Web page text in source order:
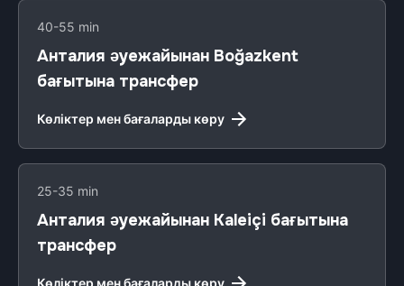
40-55 min
Анталия әуежайынан Boğazkent
бағытына трансфер
Көліктер мен бағаларды көру
25-35 min
Анталия әуежайынан Kaleiçi бағытына
трансфер